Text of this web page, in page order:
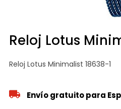
Reloj Lotus
Reloj Lotus Minimalist 18638-1
Envío gratuito para